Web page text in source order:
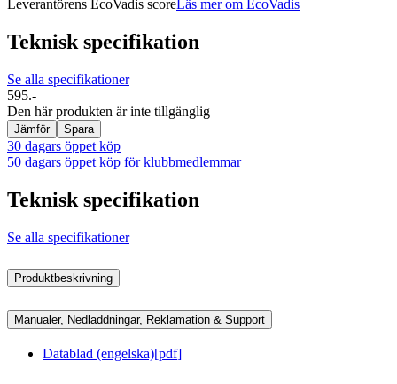
Leverantörens EcoVadis score Läs mer om EcoVadis
Teknisk specifikation
Se alla specifikationer
595.-
Den här produkten är inte tillgänglig
Jämför Spara
30 dagars öppet köp
50 dagars öppet köp för klubbmedlemmar
Teknisk specifikation
Se alla specifikationer
Produktbeskrivning
Manualer, Nedladdningar, Reklamation & Support
Datablad (engelska)[pdf]